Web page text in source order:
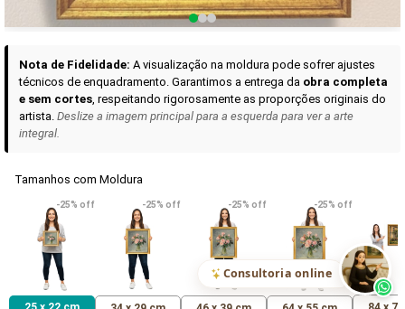
VER DETALHES
Madona de Loreto
R$ 538,42
VER DETALHES
Narciso- caravaggio
R$ 365,92
VER
Maria
uma Rosa
R$ 365,92
Consultoria online
Nota de Fidelidade: A visualização na moldura pode sofrer ajustes
técnicos de enquadramento. Garantimos a entrega da obra completa
e sem cortes, respeitando rigorosamente as proporções originais do
artista. Deslize a imagem principal para a esquerda para ver a arte
integral.
Tamanhos com Moldura
-25% off -25% off -25% off -25% off